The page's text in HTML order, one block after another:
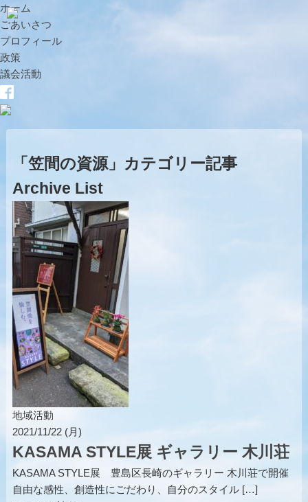
ホーム
ごあいさつ
プロフィール
政策
議会活動
「笠間の資源」カテゴリー記事
Archive List
地域活動
2021/11/22 (月)
KASAMA STYLE展 ギャラリー 木川荘
KASAMA STYLE展 豊島区長崎のギャラリー 木川荘で開催
自由な感性、創造性にごだわり、自分のスタイル […]